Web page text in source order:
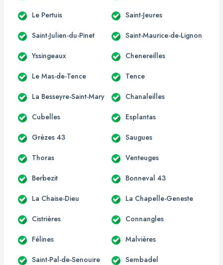
Le Pertuis Saint-Jeures
Saint-Julien-du-Pinet Saint-Maurice-de-Lignon
Yssingeaux Chenereilles
Le Mas-de-Tence Tence
La Besseyre-Saint-Mary Chanaleilles
Cubelles Esplantas
Grèzes 43 Saugues
Thoras Venteuges
Berbezit Bonneval 43
La Chaise-Dieu La Chapelle-Geneste
Cistrières Connangles
Félines Malvières
Saint-Pal-de-Senouire Sembadel